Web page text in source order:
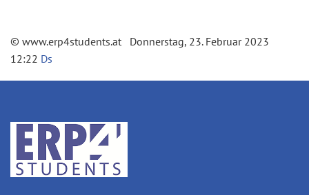
© www.erp4students.at Donnerstag, 23. Februar 2023
12:22 Ds